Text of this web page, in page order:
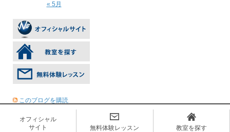
« 5月
このブログを購読
オフィシャル
サイト
無料体験レッスン 教室を探す